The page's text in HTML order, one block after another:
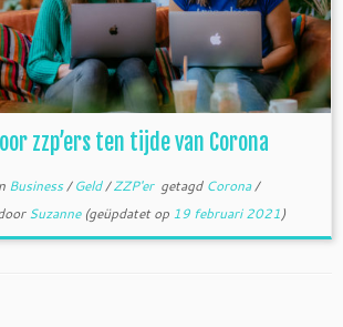
zzp’ers ten tijde van Corona
Business/Geld/ZZP'er getagd Corona/
Suzanne(geüpdatet op 19 februari 2021)